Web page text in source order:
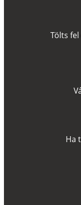
Tölts fel
V
Ha t